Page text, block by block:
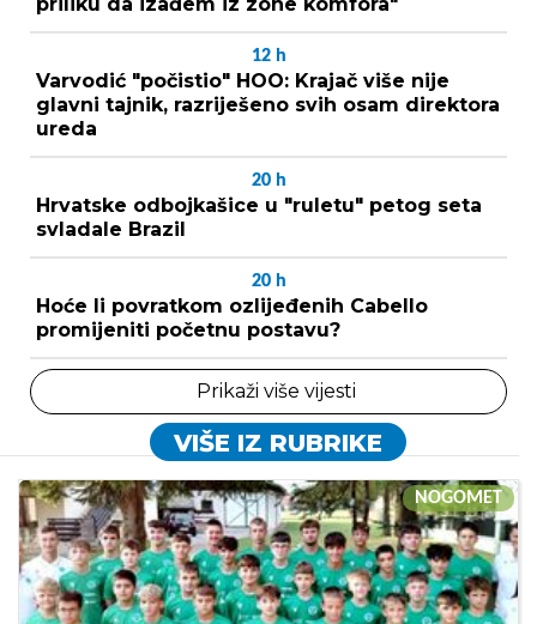
12 h
Varvodić "počistio" HOO: Krajač više nije
glavni tajnik, razriješeno svih osam direktora
ureda
20 h
Hrvatske odbojkašice u "ruletu" petog seta
svladale Brazil
20 h
Hoće li povratkom ozlijeđenih Cabello
promijeniti početnu postavu?
Prikaži više vijesti
VIŠE IZ RUBRIKE
NOGOMET